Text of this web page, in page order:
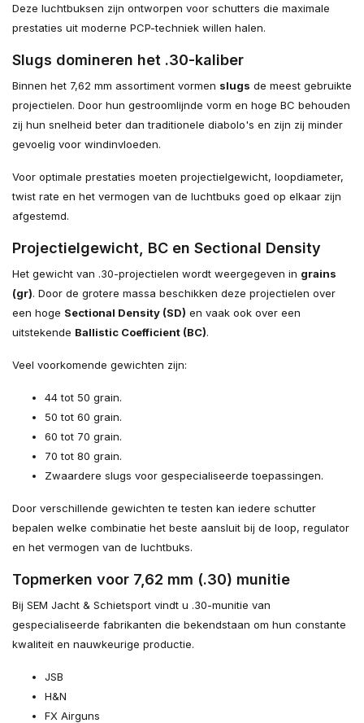
Deze luchtbuksen zijn ontworpen voor schutters die maximale
prestaties uit moderne PCP-techniek willen halen.
Slugs domineren het .30-kaliber
Binnen het 7,62 mm assortiment vormen slugs de meest gebruikte
projectielen. Door hun gestroomlijnde vorm en hoge BC behouden
zij hun snelheid beter dan traditionele diabolo's en zijn zij minder
gevoelig voor windinvloeden.
Voor optimale prestaties moeten projectielgewicht, loopdiameter,
twist rate en het vermogen van de luchtbuks goed op elkaar zijn
afgestemd.
Projectielgewicht, BC en Sectional Density
Het gewicht van .30-projectielen wordt weergegeven in grains
(gr). Door de grotere massa beschikken deze projectielen over
een hoge Sectional Density (SD) en vaak ook over een
uitstekende Ballistic Coefficient (BC).
Veel voorkomende gewichten zijn:
44 tot 50 grain.
50 tot 60 grain.
60 tot 70 grain.
70 tot 80 grain.
Zwaardere slugs voor gespecialiseerde toepassingen.
Door verschillende gewichten te testen kan iedere schutter
bepalen welke combinatie het beste aansluit bij de loop, regulator
en het vermogen van de luchtbuks.
Topmerken voor 7,62 mm (.30) munitie
Bij SEM Jacht & Schietsport vindt u .30-munitie van
gespecialiseerde fabrikanten die bekendstaan om hun constante
kwaliteit en nauwkeurige productie.
JSB
H&N
FX Airguns